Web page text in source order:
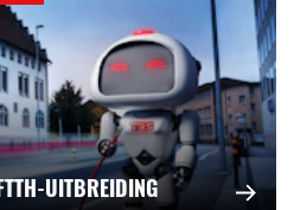
UITBREIDING